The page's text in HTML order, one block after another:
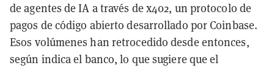
de agentes de IA a través de x402, un protocolo de
pagos de código abierto desarrollado por Coinbase.
Esos volúmenes han retrocedido desde entonces,
según indica el banco, lo que sugiere que el